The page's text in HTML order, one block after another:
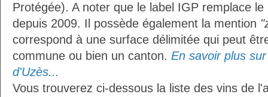
Protégée). A noter que le label IGP remplace
depuis 2009. Il possède également la mention
correspond à une surface délimitée qui peut
commune ou bien un canton. En savoir plus
d'Uzès...
Vous trouverez ci-dessous la liste des vins de